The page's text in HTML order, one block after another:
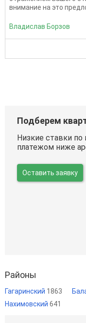
внимание на это
Владислав Борзов
Подберем
Низкие ставки
платежом ниже
Оставить заявку
Районы
Гагаринский 1863
Нахимовский 641